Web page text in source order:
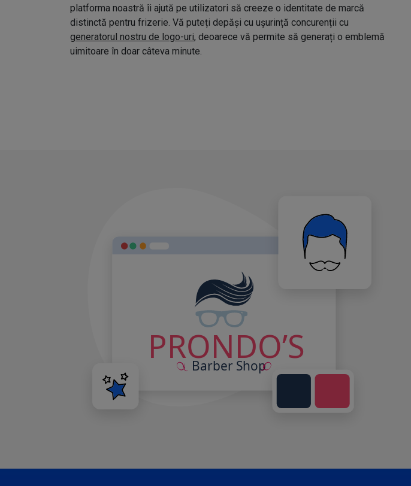
platforma noastră îi ajută pe utilizatori să creeze o identitate de marcă
distinctă pentru frizerie. Vă puteți depăși cu ușurință concurenții cu
generatorul nostru de logo-uri, deoarece vă permite să generați o emblemă
uimitoare în doar câteva minute.